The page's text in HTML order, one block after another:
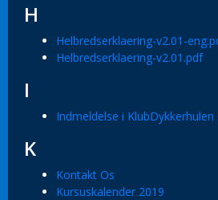
H
Helbredserklaering-v2.01-
Helbredserklaering-v2.01.pdf
I
Indmeldelse i KlubDykkerhulen
K
Kontakt Os
Kursuskalender 2019